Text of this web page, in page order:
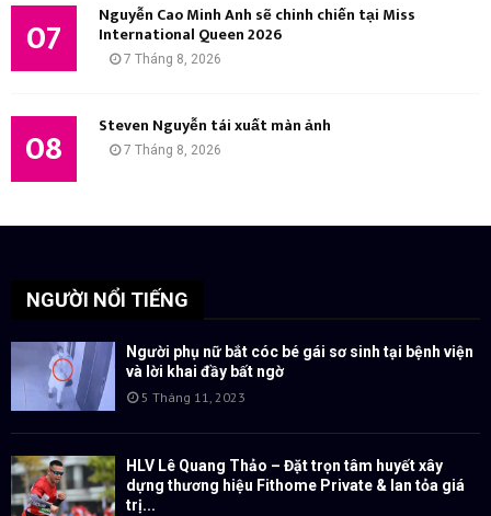
07 Nguyễn Cao Minh Anh sẽ chinh chiến tại Miss
International Queen 2026
7 Tháng 8, 2026
08 Steven Nguyễn tái xuất màn ảnh
7 Tháng 8, 2026
NGƯỜI NỔI TIẾNG
Người phụ nữ bắt cóc bé gái sơ sinh tại bệnh viện
và lời khai đầy bất ngờ
5 Tháng 11, 2023
HLV Lê Quang Thảo – Đặt trọn tâm huyết xây
dựng thương hiệu Fithome Private & lan tỏa giá
trị...